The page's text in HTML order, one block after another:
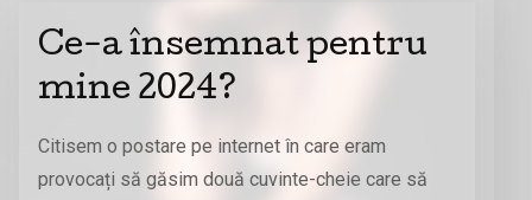
Ce-a însemnat pentru
mine 2024?
Citisem o postare pe internet în care eram
provocați să găsim două cuvinte-cheie care să